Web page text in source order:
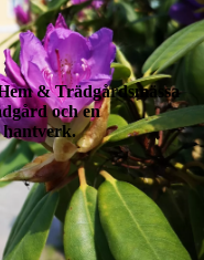
& Trädgårdsmässa
och en
hantverk.